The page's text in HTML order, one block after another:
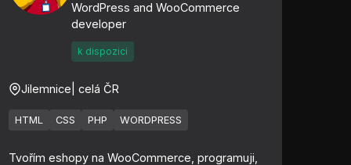
WordPress and WooCommerce
developer
k dispozici
Jilemnice | celá ČR
HTML CSS PHP WORDPRESS
Tvořím eshopy na WooCommerce, programuji,